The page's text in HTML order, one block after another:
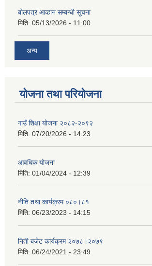
बोलपत्र आव्हान सम्बन्धी सूचना
मिति: 05/13/2026 - 11:00
अन्य
योजना तथा परियोजना
गाउँ शिक्षा योजना २०८२-२०९२
मिति: 07/20/2026 - 14:23
आवधिक योजना
मिति: 01/04/2024 - 12:39
नीति तथा कार्यक्रम ०८०।८१
मिति: 06/23/2023 - 14:15
निती बजेट कार्यक्रम २०७८।२०७९
मिति: 06/24/2021 - 23:49